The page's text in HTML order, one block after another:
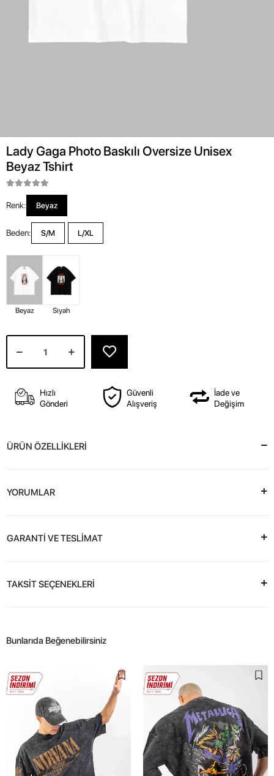
Lady Gaga Photo Baskılı Oversize Unisex
Beyaz Tshirt
Renk: Beyaz
Beden: S/M L/XL
Beyaz Siyah
Hızlı
Gönderi
Güvenli
Alışveriş
İade ve
Değişim
ÜRÜN ÖZELLİKLERİ
YORUMLAR
GARANTİ VE TESLİMAT
TAKSİT SEÇENEKLERİ
Bunlarıda Beğenebilirsiniz